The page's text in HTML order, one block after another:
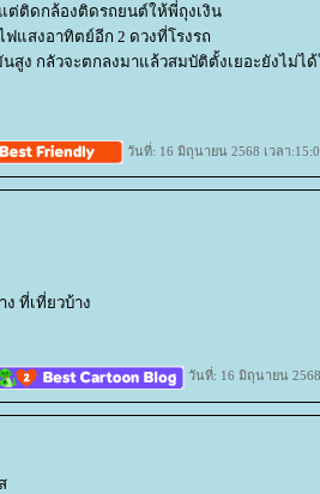
ต่ติดกล้องติดรถยนต์ให้พี่ถุงเงิน
แสงอาทิตย์อีก 2 ดวงที่โรงรถ
สูง กลัวจะตกลงมาแล้วสมบัติตั้งเยอะยังไม่ได้
วันที่: 16 มิถุนายน 2568 เวลา
ที่เที่ยวบ้าง
วันที่: 16 มิถุนายน